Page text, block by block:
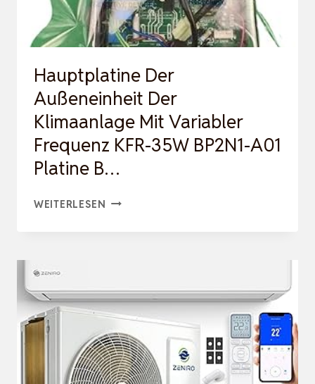
Hauptplatine Der
Außeneinheit Der
Klimaanlage Mit Variabler
Frequenz KFR-35W BP2N1-A01
Platine B…
WEITERLESEN HAUPTPLATINE
IT V
ARIABLER F
REQUENZ K
FR-3